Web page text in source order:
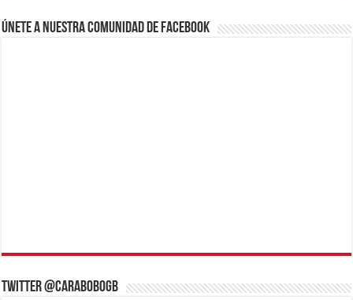
Únete a nuestra comunidad de Facebook
Twitter @CaraboboGB